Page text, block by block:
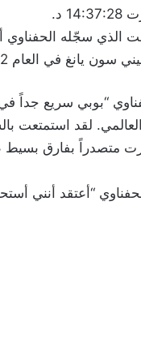
د.
سون يانغ في العام 2012.
“بوبي سريع جداً
لقد استمتعت
متصدراً بفارق بسيط
“أعتقد أنني